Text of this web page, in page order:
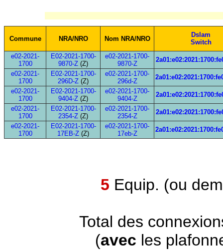
Commune NRA/NRO Nom NRA/NRO
Dslam
Switch
e02-2021-
1700
E02-2021-1700-
9870-Z (Z)
e02-2021-1700-
9870-Z
e02-2021-
1700
E02-2021-1700-
296D-Z (Z)
e02-2021-1700-
296d-Z
e02-2021-
1700
E02-2021-1700-
9404-Z (Z)
e02-2021-1700-
9404-Z
e02-2021-
1700
E02-2021-1700-
2354-Z (Z)
e02-2021-1700-
2354-Z
e02-2021-
1700
E02-2021-1700-
17EB-Z (Z)
e02-2021-1700-
17eb-Z
5 Equip. (ou
Total des
(avec les